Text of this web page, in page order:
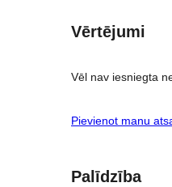
Vērtējumi
Vēl nav iesniegta
Pievienot manu
Palīdzība